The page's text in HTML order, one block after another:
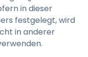
in dieser
festgelegt, wird
in anderer